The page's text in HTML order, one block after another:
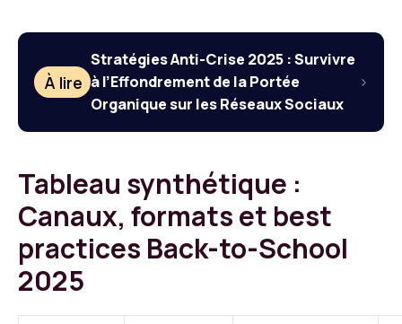
À lire
Stratégies Anti-Crise 2025 : Survivre
à l’Effondrement de la Portée
Organique sur les Réseaux Sociaux
Tableau synthétique :
Canaux, formats et best
practices Back-to-School
2025